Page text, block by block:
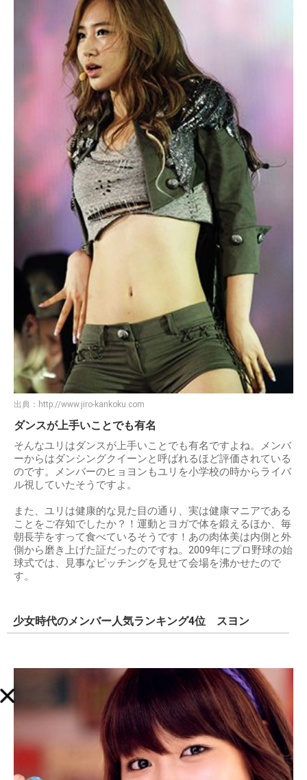
出典： http://www.jiro-kankoku.com
ダンスが上手いことでも有名
そんなユリはダンスが上手いことでも有名ですよね。メンバ
ーからはダンシングクイーンと呼ばれるほど評価されている
のです。メンバーのヒョヨンもユリを小学校の時からライバ
ル視していたそうですよ。
また、ユリは健康的な見た目の通り、実は健康マニアである
ことをご存知でしたか？！運動とヨガで体を鍛えるほか、毎
朝長芋をすって食べているそうです！あの肉体美は内側と外
側から磨き上げた証だったのですね。2009年にプロ野球の始
球式では、見事なピッチングを見せて会場を沸かせたので
す。
少女時代のメンバー人気ランキング4位 スヨン